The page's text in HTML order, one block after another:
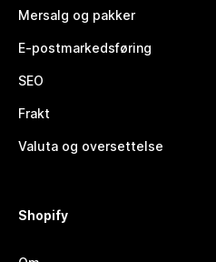
Mersalg og pakker
E-postmarkedsføring
SEO
Frakt
Valuta og oversettelse
Shopify